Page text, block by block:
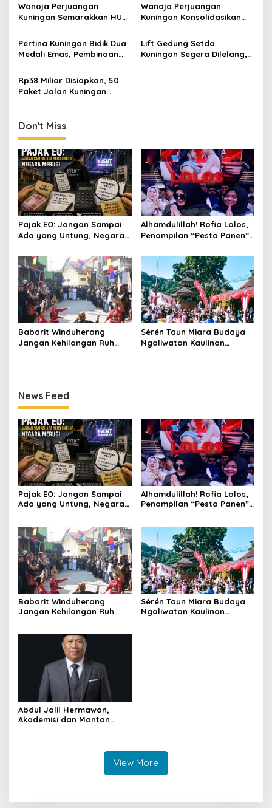
Wanoja Perjuangan
Kuningan Semarakkan HUT
Perempuan Harus Sehat
dan Berdaya
Wanoja Perjuangan
Kuningan Konsolidasikan
Kegiatan Positif Generasi
Muda
Pertina Kuningan Bidik Dua
Medali Emas, Pembinaan
2030
Lift Gedung Setda
Kuningan Segera Dilelang,
Rp38 Miliar Disiapkan, 50
Paket Jalan Kuningan
Don't Miss
Pajak EO: Jangan Sampai
Ada yang Untung, Negara
Alhamdulillah! Rofia Lolos,
Penampilan “Pesta Panen”
Manis
Babarit Winduherang
Jangan Kehilangan Ruh
Sérén Taun Miara Budaya
Ngaliwatan Kaulinan
News Feed
Pajak EO: Jangan Sampai
Ada yang Untung, Negara
Alhamdulillah! Rofia Lolos,
Penampilan “Pesta Panen”
Babarit Winduherang
Jangan Kehilangan Ruh
Sérén Taun Miara Budaya
Ngaliwatan Kaulinan
Abdul Jalil Hermawan,
Akademisi dan Mantan
View More